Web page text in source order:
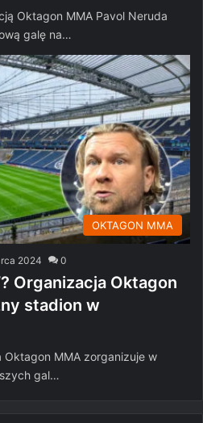
Oktagon MMA Pavol Neruda
galę na…
OKTAGON MMA
2024 0
Organizacja Oktagon
stadion w
MMA zorganizuje w
gal…